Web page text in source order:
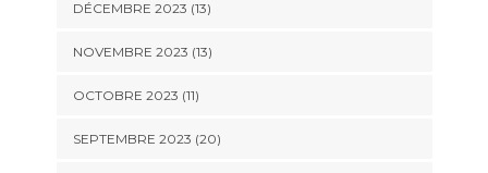
DÉCEMBRE 2023 (13)
NOVEMBRE 2023 (13)
OCTOBRE 2023 (11)
SEPTEMBRE 2023 (20)